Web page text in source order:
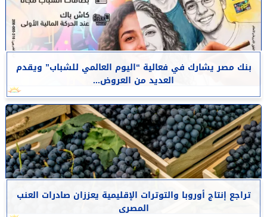
بنك مصر يشارك في فعالية “اليوم العالمي للشباب” ويقدم
العديد من العروض...
تراجع إنتاج أوروبا والتوترات الإقليمية يعززان صادرات العنب
المصرى